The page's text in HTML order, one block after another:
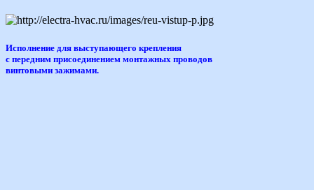
Исполнение для выступающего крепления
с передним присоединением монтажных проводов
винтовыми зажимами.